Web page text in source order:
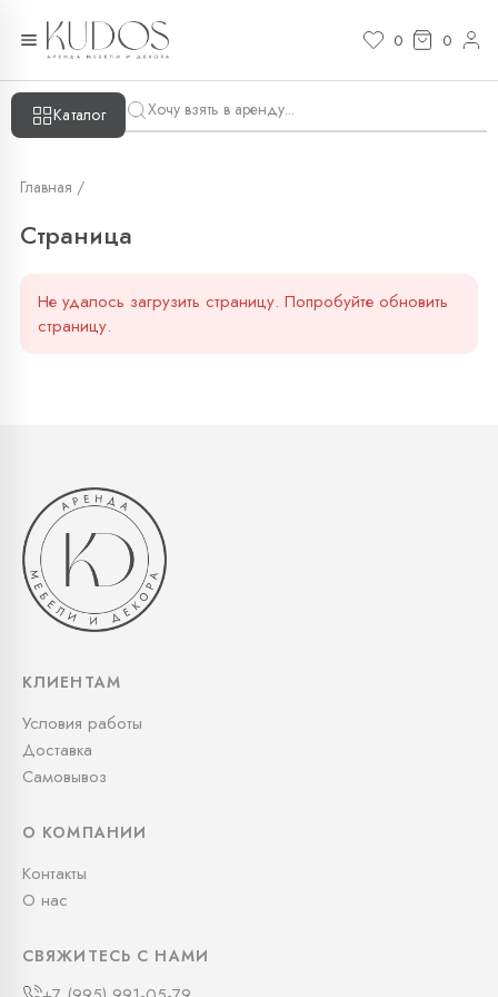
0 0
Каталог
Главная /
Страница
Не удалось загрузить страницу. Попробуйте обновить
страницу.
КЛИЕНТАМ
Условия работы
Доставка
Самовывоз
О КОМПАНИИ
Контакты
О нас
СВЯЖИТЕСЬ С НАМИ